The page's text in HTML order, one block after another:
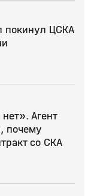
покинул ЦСКА
Агент
почему
со СКА